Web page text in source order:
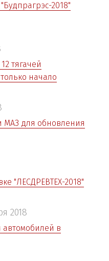
2018"
тягачей
начало
МАЗ для обновления
"ЛЕСДРЕВТЕХ-2018"
2018
автомобилей в